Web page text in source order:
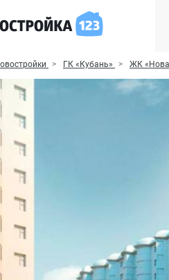
ГК «Кубань» ЖК